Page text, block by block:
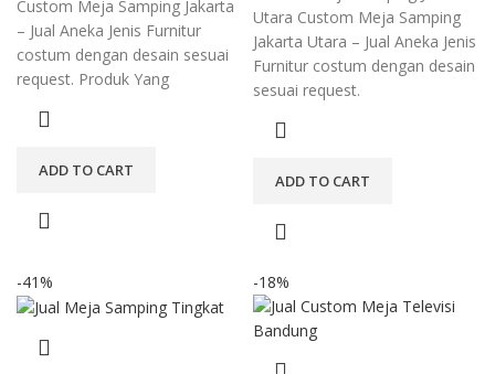
Custom Meja Samping Jakarta
– Jual Aneka Jenis Furnitur
costum dengan desain sesuai
request. Produk Yang
ADD TO CART
Utara Custom Meja Samping
Jakarta Utara – Jual Aneka Jenis
Furnitur costum dengan desain
sesuai request.
ADD TO CART
-41% -18%